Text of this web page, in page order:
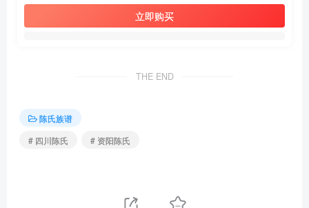
立即购买
THE END
陈氏族谱
# 四川陈氏
# 资阳陈氏